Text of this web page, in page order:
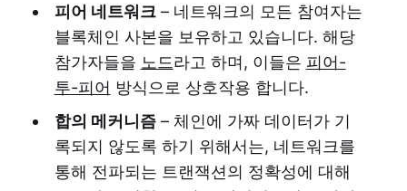
피어 네트워크– 네트워크의 모든 참여자는
블록체인 사본을 보유하고 있습니다. 해당
참가자들을 노드라고 하며, 이들은 피어-
투-피어 방식으로 상호작용 합니다.
합의 메커니즘– 체인에 가짜 데이터가 기
록되지 않도록 하기 위해서는, 네트워크를
통해 전파되는 트랜잭션의 정확성에 대해